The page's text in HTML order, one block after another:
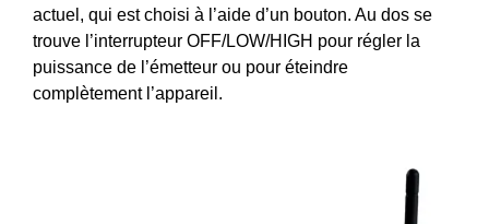
actuel, qui est choisi à l’aide d’un bouton. Au dos se
trouve l’interrupteur OFF/LOW/HIGH pour régler la
puissance de l’émetteur ou pour éteindre
complètement l’appareil.